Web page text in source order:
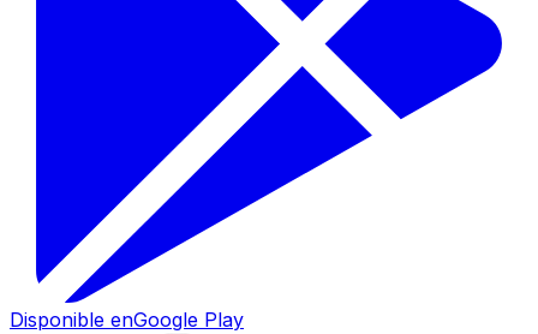
Disponible enGoogle Play